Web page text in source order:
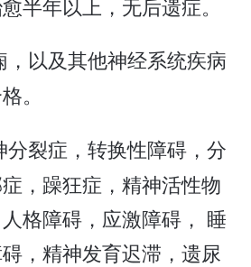
半年以上，无后遗症。
，以及其他神经系统疾病
。
分裂症，转换性障碍，分
，躁狂症，精神活性物
格障碍，应激障碍， 睡
，精神发育迟滞，遗尿